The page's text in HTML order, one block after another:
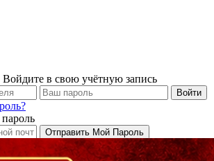
в свою учётную запись
регионе